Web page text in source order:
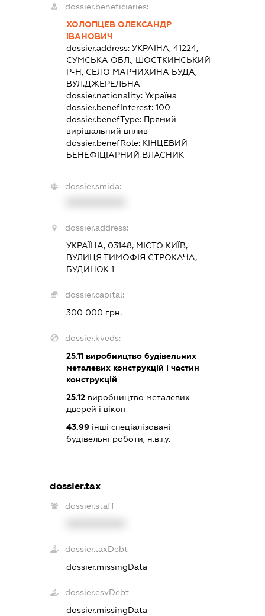
dossier.beneficiaries:
ХОЛОПЦЕВ ОЛЕКСАНДР
ІВАНОВИЧ
dossier.address: УКРАЇНА, 41224,
СУМСЬКА ОБЛ., ШОСТКИНСЬКИЙ
Р-Н, СЕЛО МАРЧИХИНА БУДА,
ВУЛ.ДЖЕРЕЛЬНА
dossier.nationality: Україна
dossier.benefInterest: 100
dossier.benefType: Прямий
вирішальний вплив
dossier.benefRole: КІНЦЕВИЙ
БЕНЕФІЦІАРНИЙ ВЛАСНИК
dossier.smida:
dossier.address:
УКРАЇНА, 03148, МІСТО КИЇВ,
ВУЛИЦЯ ТИМОФІЯ СТРОКАЧА,
БУДИНОК 1
dossier.capital:
300 000 грн.
dossier.kveds:
25.11виробництво будівельних
металевих конструкцій і частин
конструкцій
25.12виробництво металевих
дверей і вікон
43.99інші спеціалізовані
будівельні роботи, н.в.і.у.
dossier.tax
dossier.staff
dossier.taxDebt
dossier.missingData
dossier.esvDebt
dossier.missingData